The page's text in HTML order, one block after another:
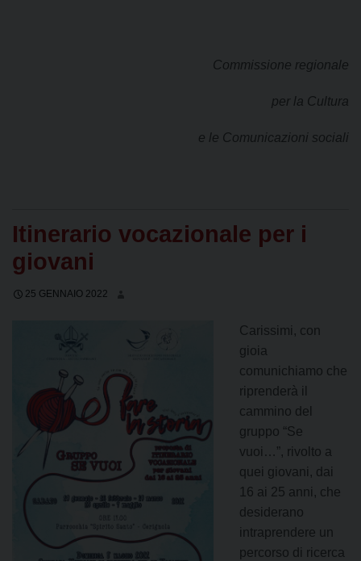
Commissione regionale
per la Cultura
e le Comunicazioni sociali
Itinerario vocazionale per i
giovani
25 GENNAIO 2022
Carissimi, con
gioia
comunichiamo che
riprenderà il
cammino del
gruppo “Se
vuoi…”, rivolto a
quei giovani, dai
16 ai 25 anni, che
desiderano
intraprendere un
percorso di ricerca